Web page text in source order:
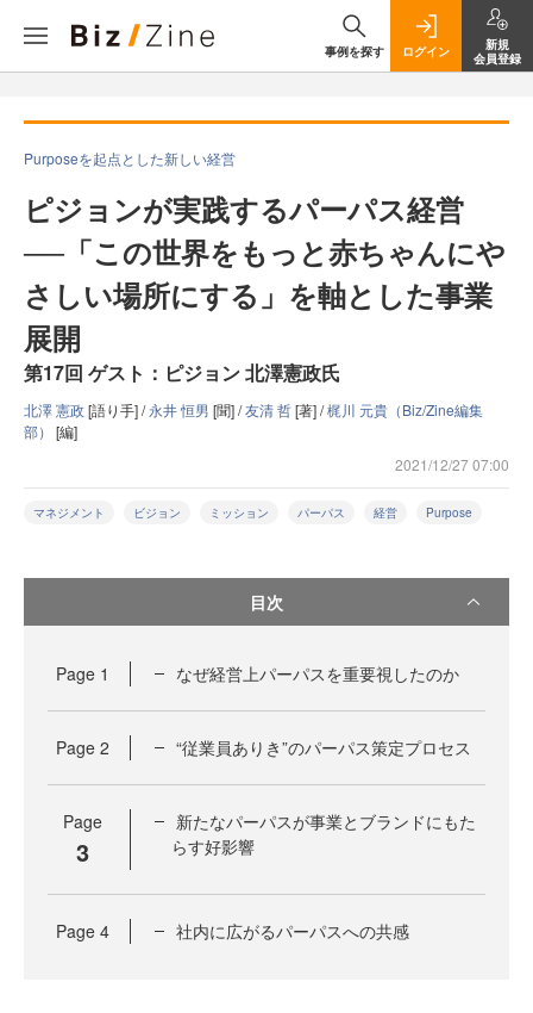
事例を探す ログイン
新規
会員登録
Purposeを起点とした新しい経営
ピジョンが実践するパーパス経営
──「この世界をもっと赤ちゃんにや
さしい場所にする」を軸とした事業
展開
第17回 ゲスト：ピジョン 北澤憲政氏
北澤 憲政 [語り手] /永井 恒男 [聞] /友清 哲[著] /梶川 元貴（Biz/Zine編集
部） [編]
2021/12/27 07:00
マネジメント ビジョン ミッション パーパス 経営 Purpose
目次
Page 1 なぜ経営上パーパスを重要視したのか
Page 2 “従業員ありき”のパーパス策定プロセス
Page
3
新たなパーパスが事業とブランドにもた
らす好影響
Page 4 社内に広がるパーパスへの共感